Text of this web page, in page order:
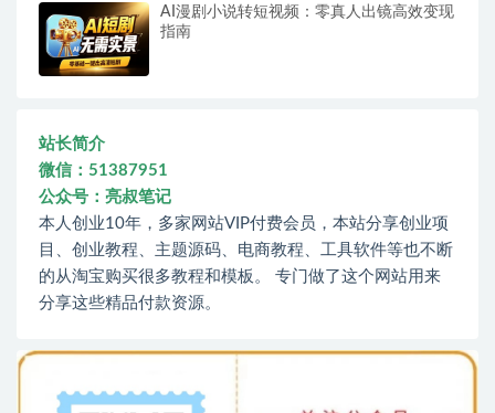
AI漫剧小说转短视频：零真人出镜高效变现
指南
站长简介
微信：51387951
公众号：亮叔笔记
本人创业10年，多家网站VIP付费会员，本站分享创业项
目、创业教程、主题源码、电商教程、工具软件等也不断
的从淘宝购买很多教程和模板。 专门做了这个网站用来
分享这些精品付款资源。